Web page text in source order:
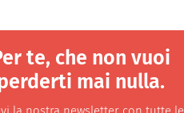
te, che non vuoi
mai nulla.